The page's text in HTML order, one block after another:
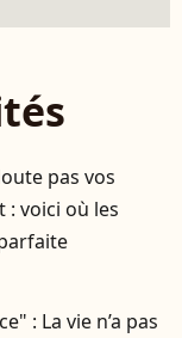
pas vos
: voici où les
: La vie n’a pas